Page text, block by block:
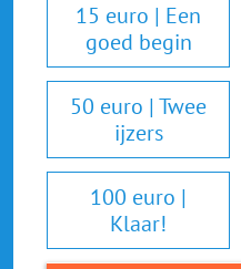
15 euro | Een
goed begin
50 euro | Twee
ijzers
100 euro |
Klaar!